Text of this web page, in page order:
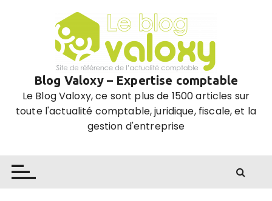
Blog Valoxy – Expertise comptable
Le Blog Valoxy, ce sont plus de 1500 articles sur
toute l'actualité comptable, juridique, fiscale, et la
gestion d'entreprise